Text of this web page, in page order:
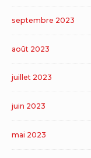
septembre 2023
août 2023
juillet 2023
juin 2023
mai 2023